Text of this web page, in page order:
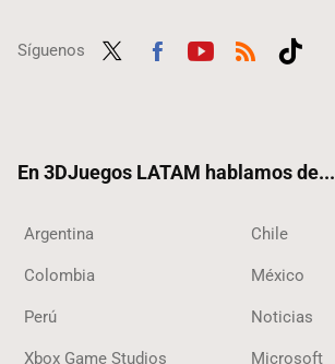
Síguenos
En 3DJuegos LATAM hablamos de...
Argentina Chile
Colombia México
Perú Noticias
Xbox Game Studios Microsoft